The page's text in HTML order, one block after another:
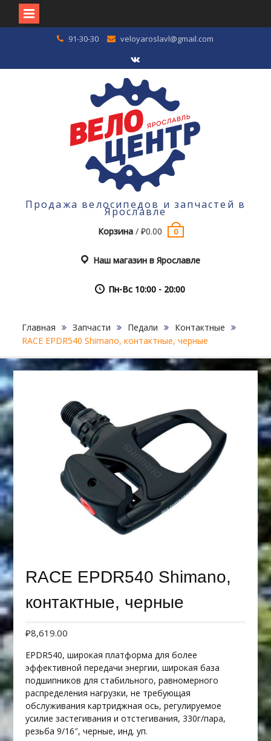
91-30-30 veloyaroslavl@gmail.com
VK
Продажа велосипедов и запчастей в
Ярославле
Корзина /₽0.00 0
Наш магазин в Ярославле
Пн-Вс 10:00 - 20:00
Главная Запчасти Педали
Контактные
RACE EPDR540 Shimano, контактные, черные
RACE EPDR540 Shimano,
контактные, черные
₽8,619.00
EPDR540, широкая платформа для более
эффективной передачи энергии, широкая база
подшипников для стабильного, равномерного
распределения нагрузки, не требующая
обслуживания картриджная ось, регулируемое
усилие застегивания и отстегивания, 330г/пара,
резьба 9/16″, черные, инд. уп.